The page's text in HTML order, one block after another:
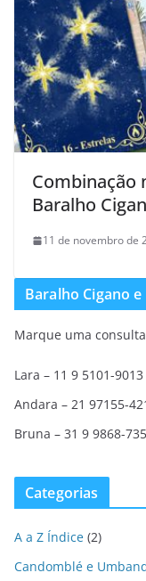
Combinação
Baralho
11 de novembro de
Baralho Cigano
Marque uma
Lara – 11 9 5101-9013
Andara – 21 97155-
Bruna – 31 9 9868-
Categorias
A a Z Índice (2)
Candomblé e